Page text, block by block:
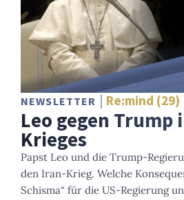
NEWSLETTER Re:mind (29)
Leo gegen Trump
Krieges
Papst Leo und die Trump-
den Iran-Krieg. Welche
Schisma“ für die US-Regierung